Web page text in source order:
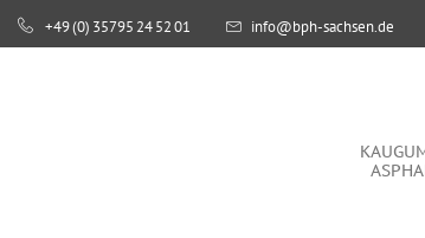
KAUGUMMI
ASPHALT
+49 (0) 35795 24 52 01 info@bph-sachsen.de